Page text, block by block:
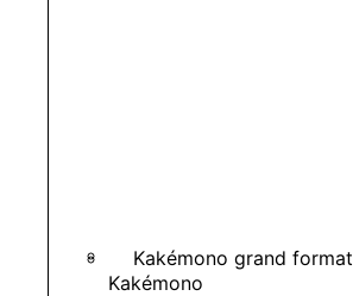
Kakémono
Kakémono grand format